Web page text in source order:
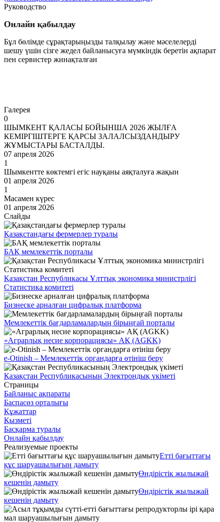
Руководство
Онлайн қабылдау
Бұл бөлімде сұрақтарыңызды талқылау және мәселелерді
шешу үшін сізге жедел байланысуға мүмкіндік беретін ақпарат
пен сервистер жинақталған
Галерея
0
ШЫМКЕНТ ҚАЛАСЫ БОЙЫНША 2026 ЖЫЛҒА
КЕМІРГІШТЕРГЕ ҚАРСЫ ЗАЛАЛСЫЗДАНДЫРУ
ЖҰМЫСТАРЫ БАСТАЛДЫ.
07 апреля 2026
1
Шымкентте көктемгі егіс науқаны аяқталуға жақын
01 апреля 2026
1
Масамен күрес
01 апреля 2026
Слайды
Қазақстандағы фермерлер туралы
БАҚ мемлекеттік порталы
Қазақстан Республикасы Ұлттық экономика министрлігі
Статистика комитеті
Бизнеске арналған цифралық платформа
Мемлекеттік бағдарламалардың бірыңғай порталы
«Аграрлық несие корпорациясы» АҚ (AGKK)
e-Otinish – Мемлекеттік органдарға өтініш беру
Қазақстан Республикасының Электрондық үкіметі
Страницы
Байланыс ақпараты
Баспасөз орталығы
Құжаттар
Қызметі
Басқарма туралы
Онлайн қабылдау
Реализуемые проекты
Етті бағыттағы
құс шаруашылығын дамыту
Өндірістік жылыжай
кешенін дамыту
Өндірістік жылыжай
кешенін дамыту